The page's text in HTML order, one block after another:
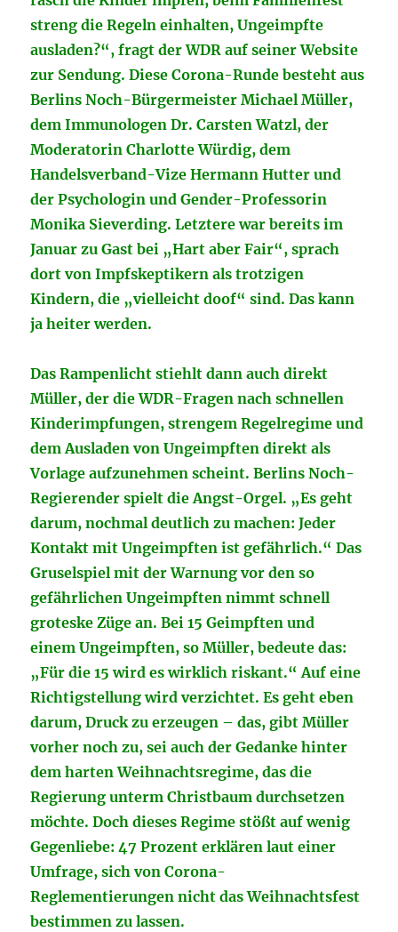
streng die Regeln einhalten, Ungeimpfte
ausladen?“, fragt der WDR auf seiner Website
zur Sendung. Diese Corona-Runde besteht aus
Berlins Noch-Bürgermeister Michael Müller,
dem Immunologen Dr. Carsten Watzl, der
Moderatorin Charlotte Würdig, dem
Handelsverband-Vize Hermann Hutter und
der Psychologin und Gender-Professorin
Monika Sieverding. Letztere war bereits im
Januar zu Gast bei „Hart aber Fair“, sprach
dort von Impfskeptikern als trotzigen
Kindern, die „vielleicht doof“ sind. Das kann
ja heiter werden.
Das Rampenlicht stiehlt dann auch direkt
Müller, der die WDR-Fragen nach schnellen
Kinderimpfungen, strengem Regelregime und
dem Ausladen von Ungeimpften direkt als
Vorlage aufzunehmen scheint. Berlins Noch-
Regierender spielt die Angst-Orgel. „Es geht
darum, nochmal deutlich zu machen: Jeder
Kontakt mit Ungeimpften ist gefährlich.“ Das
Gruselspiel mit der Warnung vor den so
gefährlichen Ungeimpften nimmt schnell
groteske Züge an. Bei 15 Geimpften und
einem Ungeimpften, so Müller, bedeute das:
„Für die 15 wird es wirklich riskant.“ Auf eine
Richtigstellung wird verzichtet. Es geht eben
darum, Druck zu erzeugen – das, gibt Müller
vorher noch zu, sei auch der Gedanke hinter
dem harten Weihnachtsregime, das die
Regierung unterm Christbaum durchsetzen
möchte. Doch dieses Regime stößt auf wenig
Gegenliebe: 47 Prozent erklären laut einer
Umfrage, sich von Corona-
Reglementierungen nicht das Weihnachtsfest
bestimmen zu lassen.